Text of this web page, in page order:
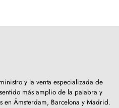
y la venta especializada de
más amplio de la palabra y
en Ámsterdam, Barcelona y Madrid.